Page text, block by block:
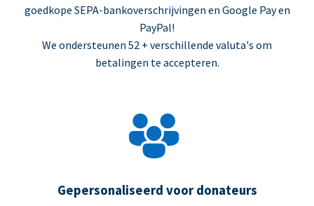
goedkope SEPA-bankoverschrijvingen en Google Pay en
PayPal!
We ondersteunen 52 + verschillende valuta's om
betalingen te accepteren.
Gepersonaliseerd voor donateurs